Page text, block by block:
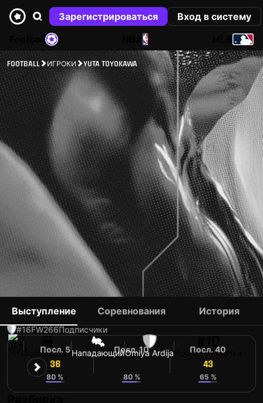
Зарегистрироваться
Вход в систему
NBA
FOOTBALL ИГРОКИ YUTA TOYOKAWA
YUTA TOYOKAWA
#16FW266Подписчики
Возраст: 31НападающийOmiya Ardija Номер футболки
Выступление Соревнования История
Посл. 5
36
80 %
Посл. 10
80 %
Посл. 40
43
65 %